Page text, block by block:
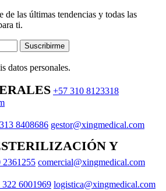
de las últimas tendencias y todas las
ti.
Suscribirme
datos personales.
+57 310 8123318
8408686 gestor@xingmedical.com
Y
2361255 comercial@xingmedical.com
322 6001969 logistica@xingmedical.com